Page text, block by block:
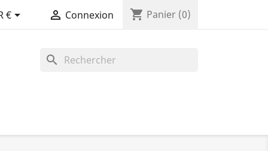
€  Connexion shopping_cart Panier (0)
search